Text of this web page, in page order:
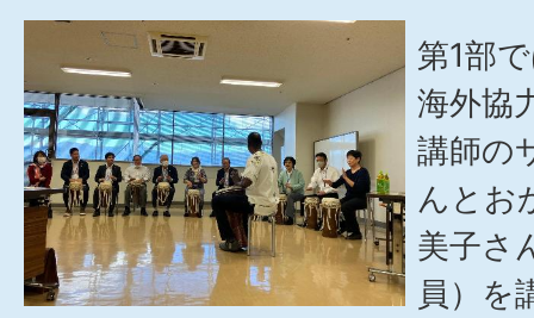
第1部
海外協
講師の
んとお
美子さ
員）を